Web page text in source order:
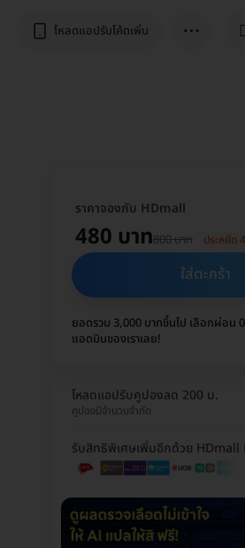
โหลดแอปรับโค้ดเพิ่ม ⋯
ราคาจองกับ HDmall
480 บาท800 บาท ประหยัด
ใส่ตะกร้า
ยอดรวม 3,000 บาทขึ้นไป เลือกผ่อน
แอดมินของเราเลย!
โหลดแอปรับคูปองลด 200 บ.
คูปองมีจำนวนจำกัด
รับสิทธิพิเศษเพิ่มอีกด้วย HDmall